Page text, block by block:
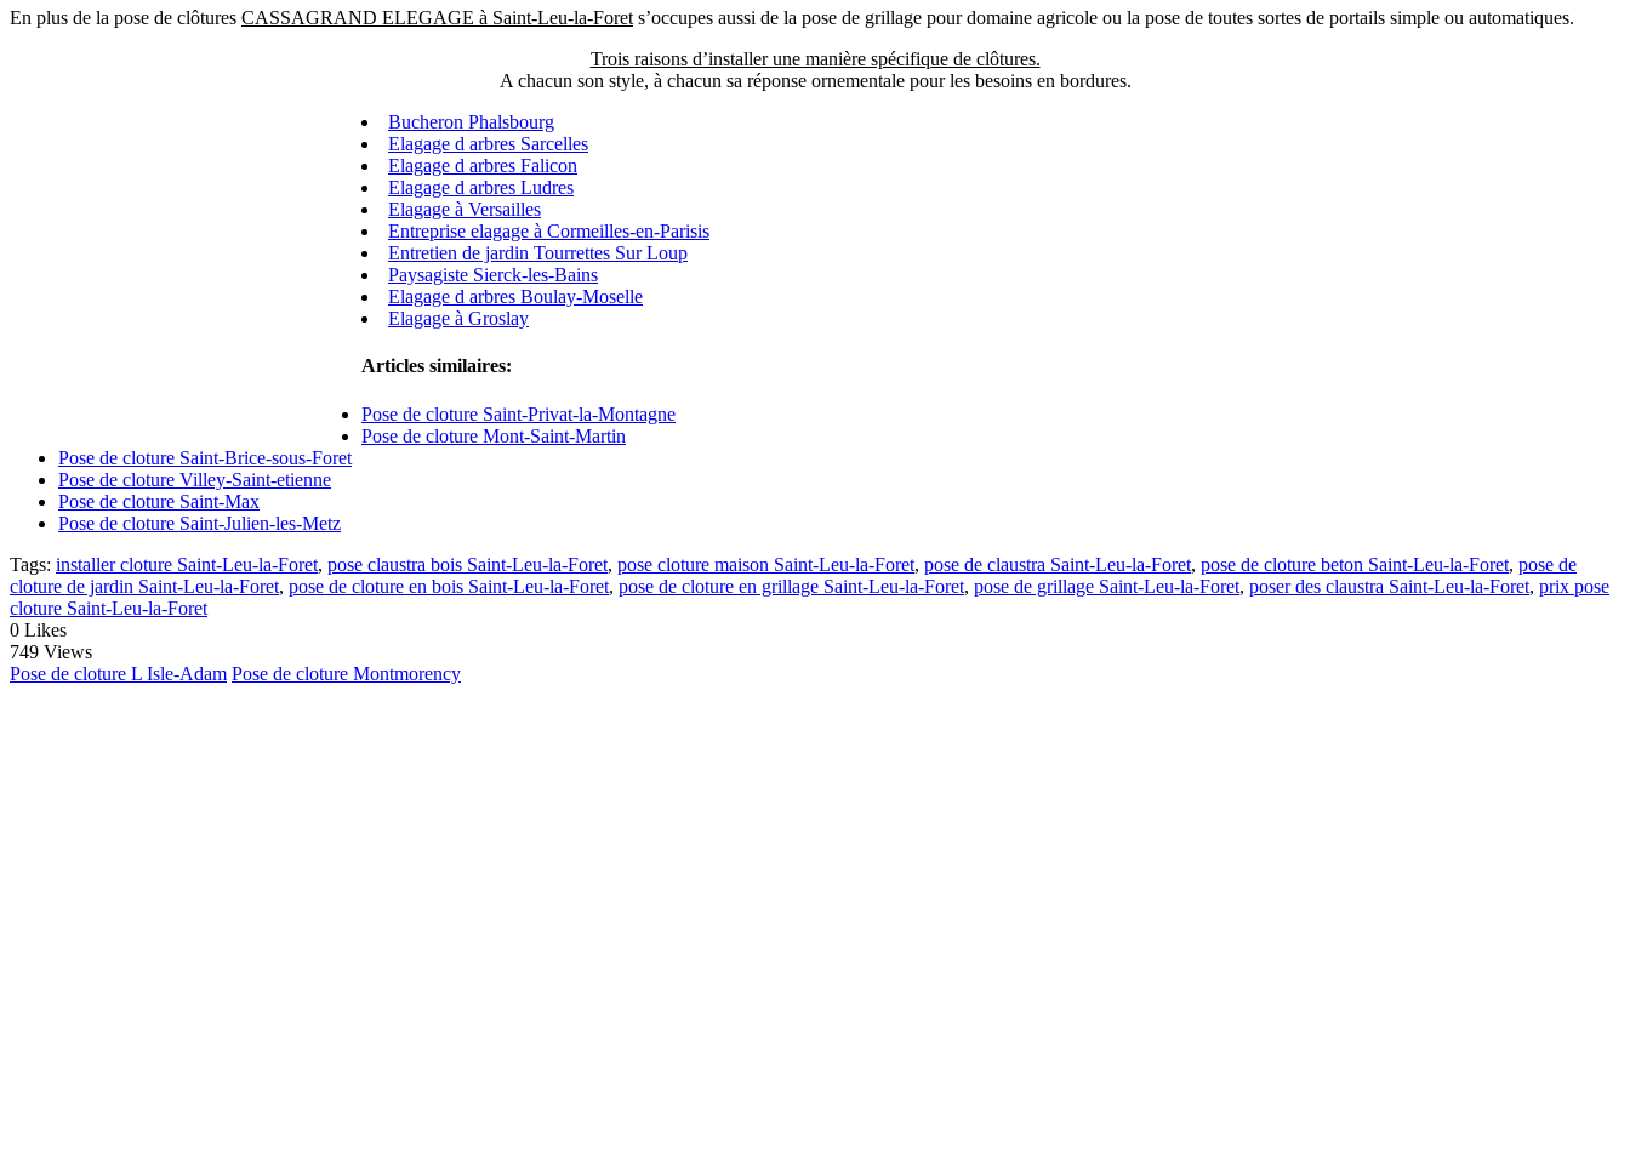
En plus de la pose de clôtures CASSAGRAND ELEGAGE à Saint-Leu-la-Foret s’occupes aussi de la pose de grillage pour domaine agricole ou la pose de toutes sortes de portails simple ou automatiques.
Trois raisons d’installer une manière spécifique de clôtures.
A chacun son style, à chacun sa réponse ornementale pour les besoins en bordures.
Bucheron Phalsbourg
Elagage d arbres Sarcelles
Elagage d arbres Falicon
Elagage d arbres Ludres
Elagage à Versailles
Entreprise elagage à Cormeilles-en-Parisis
Entretien de jardin Tourrettes Sur Loup
Paysagiste Sierck-les-Bains
Elagage d arbres Boulay-Moselle
Elagage à Groslay
Articles similaires:
Pose de cloture Saint-Privat-la-Montagne
Pose de cloture Mont-Saint-Martin
Pose de cloture Saint-Brice-sous-Foret
Pose de cloture Villey-Saint-etienne
Pose de cloture Saint-Max
Pose de cloture Saint-Julien-les-Metz
Tags: installer cloture Saint-Leu-la-Foret, pose claustra bois Saint-Leu-la-Foret, pose cloture maison Saint-Leu-la-Foret, pose de claustra Saint-Leu-la-Foret, pose de cloture beton Saint-Leu-la-Foret, pose de
cloture de jardin Saint-Leu-la-Foret, pose de cloture en bois Saint-Leu-la-Foret, pose de cloture en grillage Saint-Leu-la-Foret, pose de grillage Saint-Leu-la-Foret, poser des claustra Saint-Leu-la-Foret, prix pose
cloture Saint-Leu-la-Foret
0 Likes
749 Views
Pose de cloture L Isle-Adam Pose de cloture Montmorency